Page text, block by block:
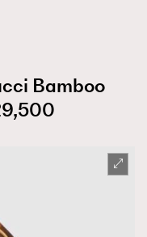
Bamboo